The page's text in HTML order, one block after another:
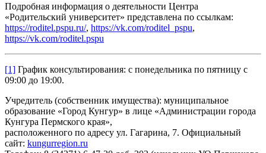
Подробная информация о деятельности Центра
«Родительский университет» представлена по ссылкам:
https://roditel.pspu.ru/, https://vk.com/roditel_pspu,
https://vk.com/roditel.pspu
[1] График консультирования: с понедельника по пятницу с
09:00 до 19:00.
Учредитель (собственник имущества): муниципальное
образование «Город Кунгур» в лице «Администрации города
Кунгура Пермского края»,
расположенного по адресу ул. Гагарина, 7. Официальный
сайт: kungurregion.ru